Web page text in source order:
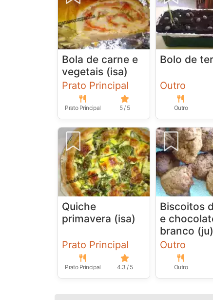
Bola de carne e
vegetais (isa)
Prato Principal
Prato Principal 5 / 5
Bolo de
Outro
Outro
Quiche
primavera (isa)
Prato Principal
Prato Principal 4.3 / 5
Biscoitos
e
branco (ju)
Outro
Outro